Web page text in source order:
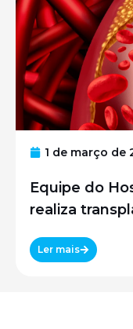
1 de março de
Equipe do
realiza
Ler mais